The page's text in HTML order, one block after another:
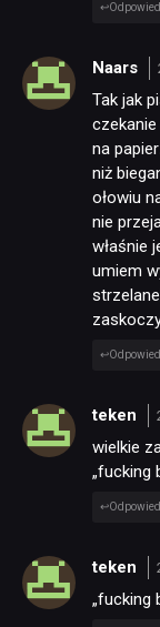
Naars
Tak jak
na
niż
ołowiu
nie
właśnie
umiem
teken
wielkie
„fucking
teken
„fucking